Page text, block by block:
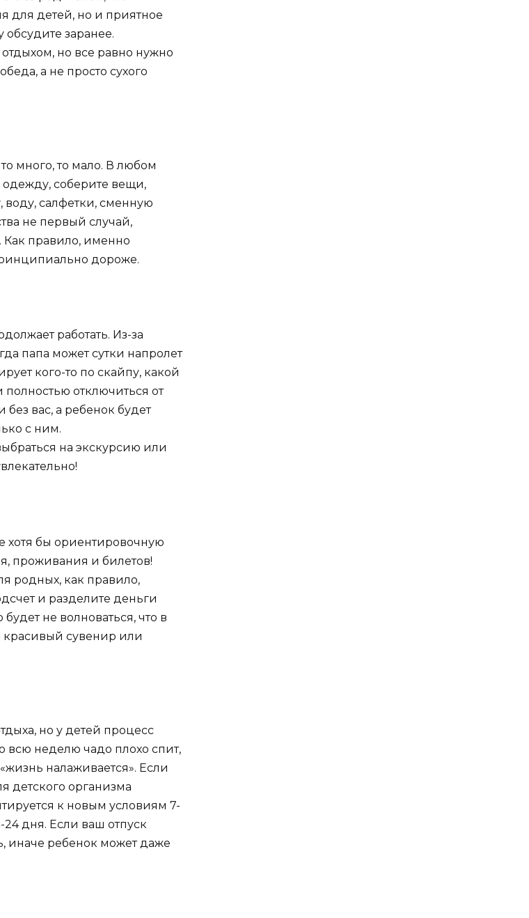
для детей, но и приятное
заранее.
но все равно нужно
а не просто сухого
много, то мало. В любом
одежду, соберите вещи,
воду, салфетки, сменную
не первый случай,
Как правило, именно
дороже.
работать. Из-за
папа может сутки напролет
кого-то по скайпу, какой
полностью отключиться от
вас, а ребенок будет
с ним.
на экскурсию или
хотя бы ориентировочную
проживания и билетов!
родных, как правило,
и разделите деньги
не волноваться, что в
красивый сувенир или
но у детей процесс
всю неделю чадо плохо спит,
налаживается». Если
детского организма
к новым условиям 7-
24 дня. Если ваш отпуск
иначе ребенок может даже